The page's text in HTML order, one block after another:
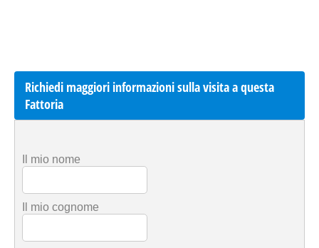
Richiedi maggiori informazioni sulla visita a questa
Fattoria
Il mio nome
Il mio cognome